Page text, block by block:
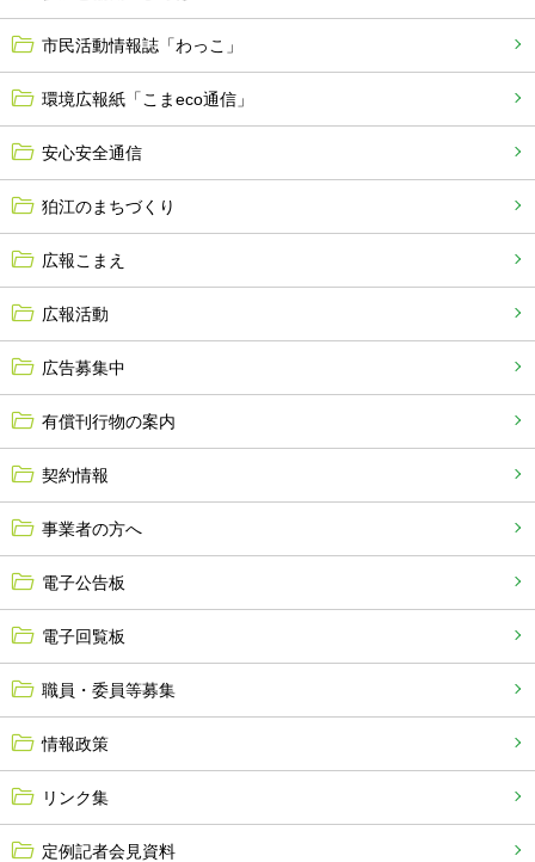
市民活動情報誌「わっこ」
環境広報紙「こまeco通信」
安心安全通信
狛江のまちづくり
広報こまえ
広報活動
広告募集中
有償刊行物の案内
契約情報
事業者の方へ
電子公告板
電子回覧板
職員・委員等募集
情報政策
リンク集
定例記者会見資料